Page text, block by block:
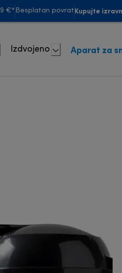
€* Besplatan povrat Kupujte
Izdvojeno Aparat za